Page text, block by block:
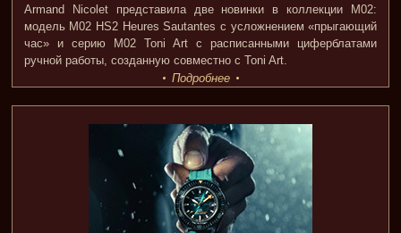
Armand Nicolet представила две новинки в коллекции M02:
модель M02 HS2 Heures Sautantes с усложнением «прыгающий
час» и серию M02 Toni Art с расписанными циферблатами
ручной работы, созданную совместно с Toni Art.
Подробнее